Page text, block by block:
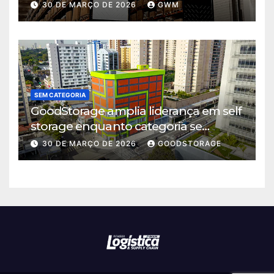
30 DE MARÇO DE 2026 GWM
SEM CATEGORIA
GoodStorage amplia liderança em self
storage enquanto categoria se
consolida em São Paulo
30 DE MARÇO DE 2026 GOODSTORAGE